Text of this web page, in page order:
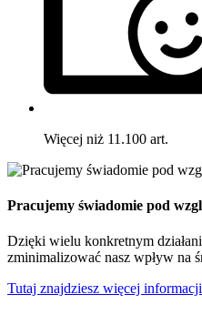
Więcej niż 11.100 art.
Pracujemy świadomie pod
Dzięki wielu konkretnym
zminimalizować nasz wpływ na
Tutaj znajdziesz więcej